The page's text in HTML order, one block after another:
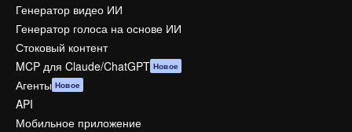
Генератор видео ИИ
Генератор голоса на основе ИИ
Стоковый контент
MCP для Claude/ChatGPT Новое
Агенты Новое
API
Мобильное приложение